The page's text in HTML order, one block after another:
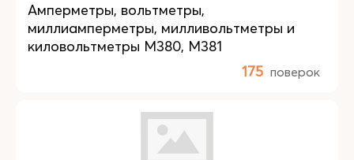
Амперметры, вольтметры,
миллиамперметры, милливольтметры и
киловольтметры М380, М381
175 поверок